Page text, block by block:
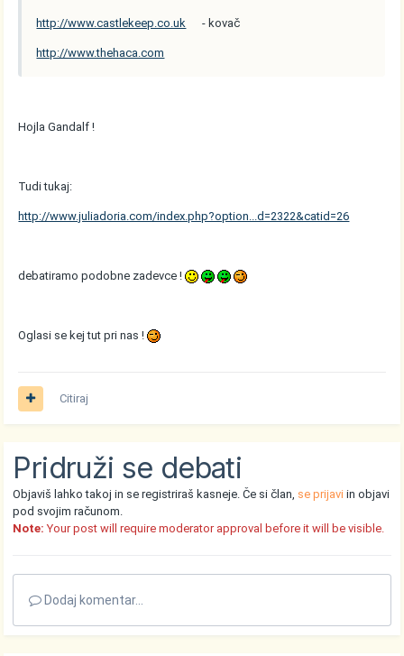
http://www.castlekeep.co.uk - kovač
http://www.thehaca.com
Hojla Gandalf !
Tudi tukaj:
http://www.juliadoria.com/index.php?option...d=2322&catid=26
debatiramo podobne zadevce !
Oglasi se kej tut pri nas !
Citiraj
Pridruži se debati
Objaviš lahko takoj in se registriraš kasneje. Če si član, se prijavi in objavi
pod svojim računom.
Note: Your post will require moderator approval before it will be visible.
Dodaj komentar...